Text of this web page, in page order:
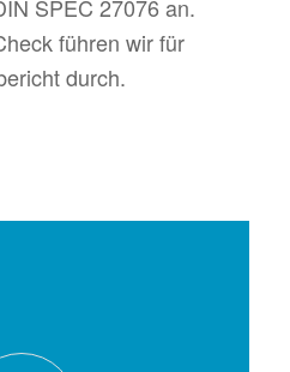
SPEC 27076 an.
führen wir für
durch.